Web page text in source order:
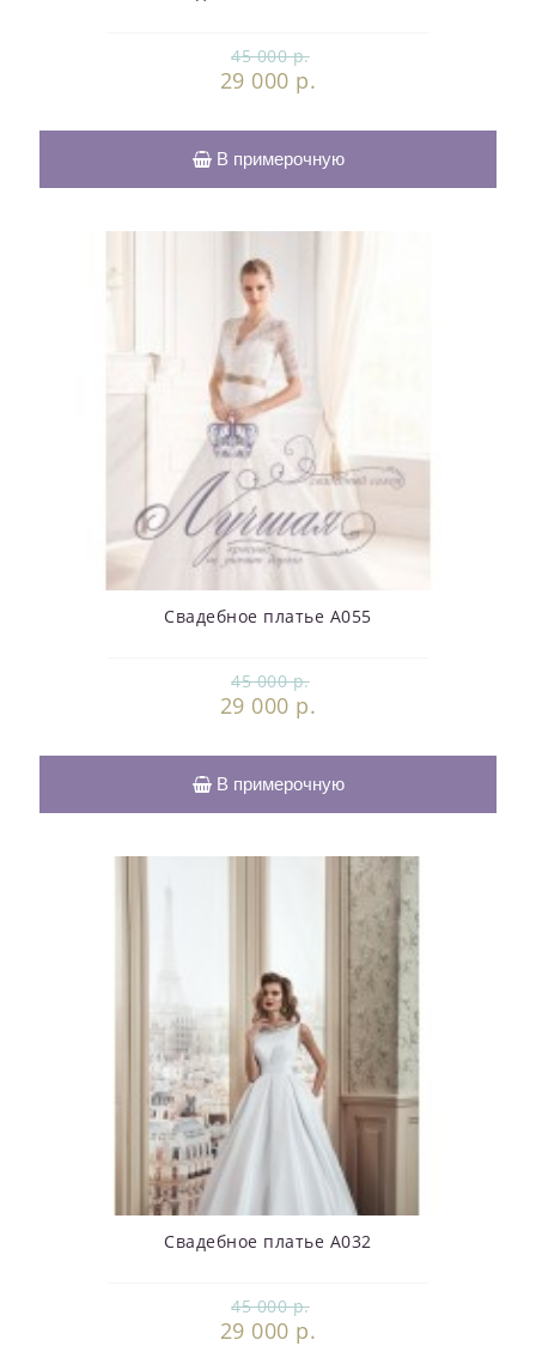
45 000 р.
29 000 р.
В примерочную
Свадебное платье А055
45 000 р.
29 000 р.
В примерочную
Свадебное платье А032
45 000 р.
29 000 р.